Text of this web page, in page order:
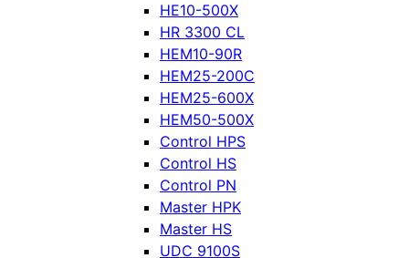
HE10-500X
HR 3300 CL
HEM10-90R
HEM25-200C
HEM25-600X
HEM50-500X
Control HPS
Control HS
Control PN
Master HPK
Master HS
UDC 9100S